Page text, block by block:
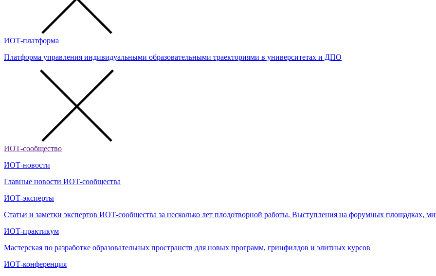
ИОТ-платформа
Платформа управления индивидуальными образовательными траекториями в университетах и ДПО
ИОТ-сообщество
ИОТ-новости
Главные новости ИОТ-сообщества
ИОТ-эксперты
Статьи и заметки экспертов ИОТ-сообщества за несколько лет плодотворной работы. Выступления на форумных площадках,
ИОТ-практикум
Мастерская по разработке образовательных пространств для новых программ, гринфилдов и элитных курсов
ИОТ-конференция